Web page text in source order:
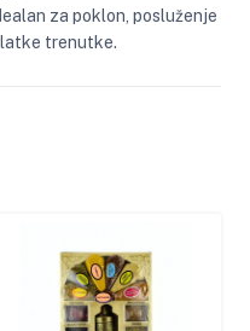
za poklon, posluženje
trenutke.